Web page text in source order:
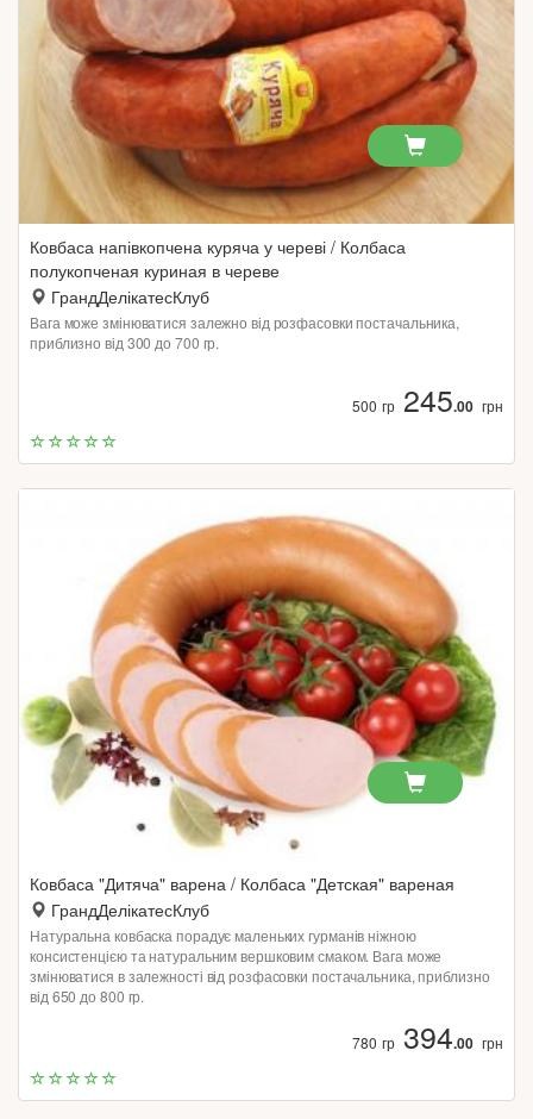
Ковбаса напівкопчена куряча у череві / Колбаса
полукопченая куриная в череве
ГрандДелікатесКлуб
Вага може змінюватися залежно від розфасовки постачальника,
приблизно від 300 до 700 гр.
500 гр245.00 грн
Ковбаса "Дитяча" варена / Колбаса "Детская" вареная
ГрандДелікатесКлуб
Натуральна ковбаска порадує маленьких гурманів ніжною
консистенцією та натуральним вершковим смаком. Вага може
змінюватися в залежності від розфасовки постачальника, приблизно
від 650 до 800 гр.
780 гр394.00 грн